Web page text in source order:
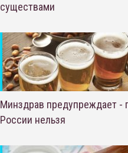
существами
Минздрав предупреждает -
России нельзя